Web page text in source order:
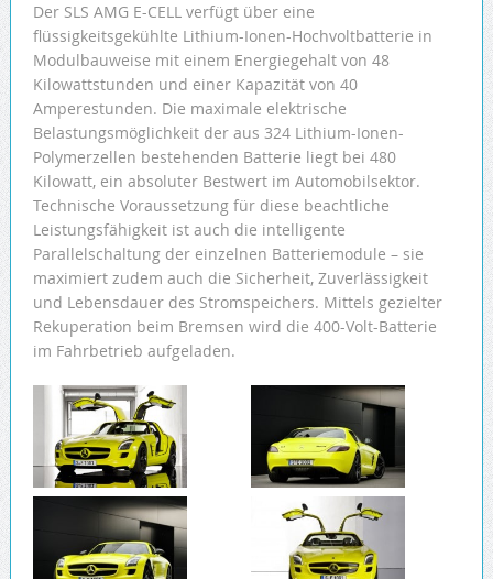
Der SLS AMG E-CELL verfügt über eine
flüssigkeitsgekühlte Lithium-Ionen-Hochvoltbatterie in
Modulbauweise mit einem Energiegehalt von 48
Kilowattstunden und einer Kapazität von 40
Amperestunden. Die maximale elektrische
Belastungsmöglichkeit der aus 324 Lithium-Ionen-
Polymerzellen bestehenden Batterie liegt bei 480
Kilowatt, ein absoluter Bestwert im Automobilsektor.
Technische Voraussetzung für diese beachtliche
Leistungsfähigkeit ist auch die intelligente
Parallelschaltung der einzelnen Batteriemodule – sie
maximiert zudem auch die Sicherheit, Zuverlässigkeit
und Lebensdauer des Stromspeichers. Mittels gezielter
Rekuperation beim Bremsen wird die 400-Volt-Batterie
im Fahrbetrieb aufgeladen.